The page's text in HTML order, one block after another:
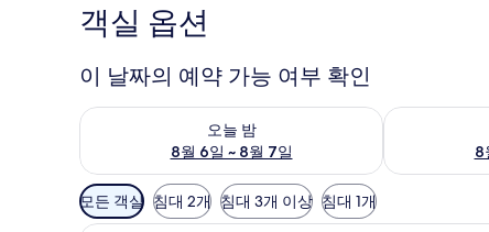
객실 옵션
이 날짜의 예약 가능 여부 확인
오늘 밤
8월 6일 ~ 8월 7일
오늘 밤 예약 가능 여부 확인, 8월 6일 ~ 8월 7일
8
내일 예약 가
객
실
모든 객실 침대 2개 침대 3개 이상 침대 1개